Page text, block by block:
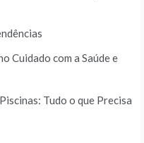
Cuidado com a Saúde e
Tudo o que Precisa